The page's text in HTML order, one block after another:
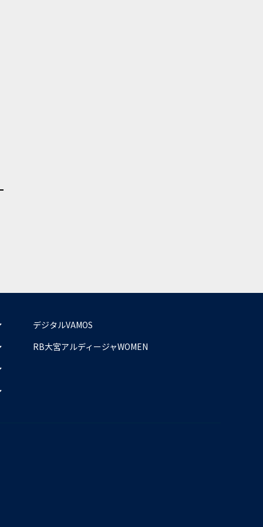
デジタルVAMOS
RB大宮アルディージャWOMEN